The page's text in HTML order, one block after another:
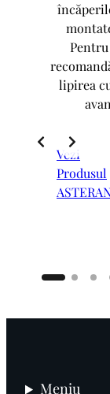
lipirea
Vezi
Produsul
Meniu